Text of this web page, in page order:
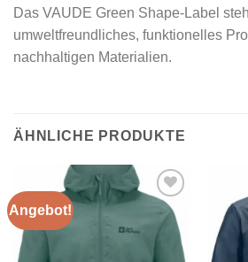
Das VAUDE Green Shape-Label
umweltfreundliches, funktionelles
nachhaltigen Materialien.
ÄHNLICHE PRODUKTE
Angebot!
Add to
wishlist